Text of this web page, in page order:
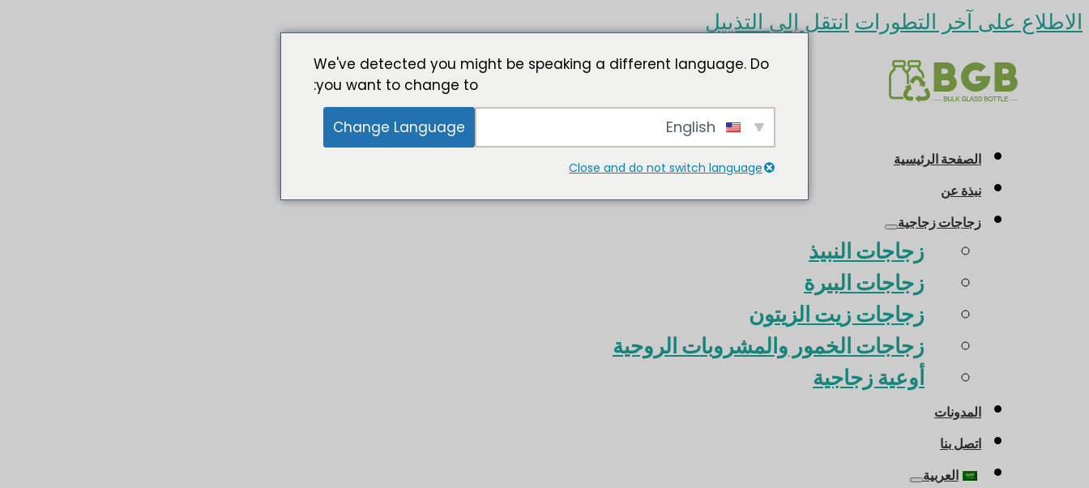
الاطلاع على آخر التطورات انتقل إلى التذييل
الصفحة الرئيسية
نبذة عن
زجاجات زجاجية
زجاجات النبيذ
زجاجات البيرة
زجاجات زيت الزيتون
زجاجات الخمور والمشروبات الروحية
أوعية زجاجية
المدونات
اتصل بنا
العربية
We've detected you might be speaking a different language. Do
you want to change to:
Change Language
Close and do not switch language